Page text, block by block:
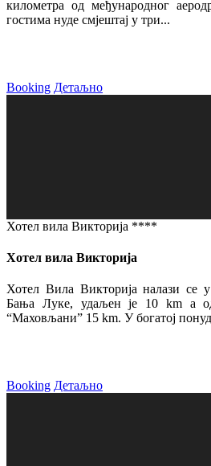
километра од међународног
гостима нуде смјештај у три...
Booking Детаљно
Хотел вила Викторија ****
Хотел вила Викторија
Хотел Вила Викторија налази се
Бања Луке, удаљен је 10 km а
“Маховљани” 15 km. У богатој
Booking Детаљно